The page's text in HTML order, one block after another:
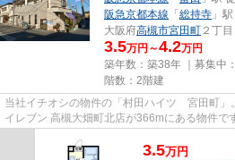
阪急京都本線 「 総持寺 」
大阪府高槻市宮田町 ２丁目
3.5万円～4.2万円
築年数：築38年 ｜募集中：
階数：2階建
当社イチオシの物件の「村田ハイツ 宮田町」
イレブン 高槻大畑町北店が366mにある物件で
3.5万円